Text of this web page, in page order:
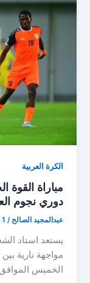
اليوم
مصيرية
العراق
الكرة العربية
مباراة القوة
دوري نجوم
عبدالمجيد الصالح/ 1 مايو 2025
يستعد استاد
مواجهة نارية
الخميس الموافق 1 مايو 2025